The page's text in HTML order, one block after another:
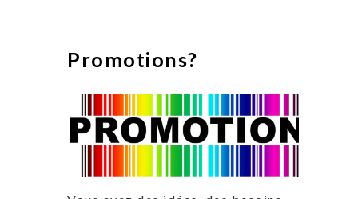
Promotions?